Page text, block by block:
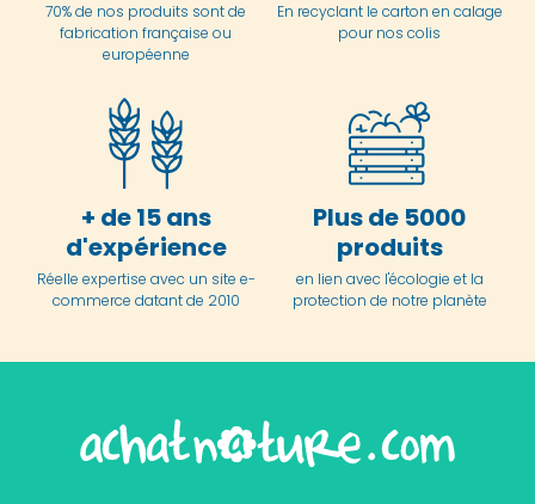
70% de nos produits sont de
fabrication française ou
européenne
En recyclant le carton en calage
pour nos colis
+ de 15 ans
d'expérience
Réelle expertise avec un site e-
commerce datant de 2010
Plus de 5000
produits
en lien avec l'écologie et la
protection de notre planète